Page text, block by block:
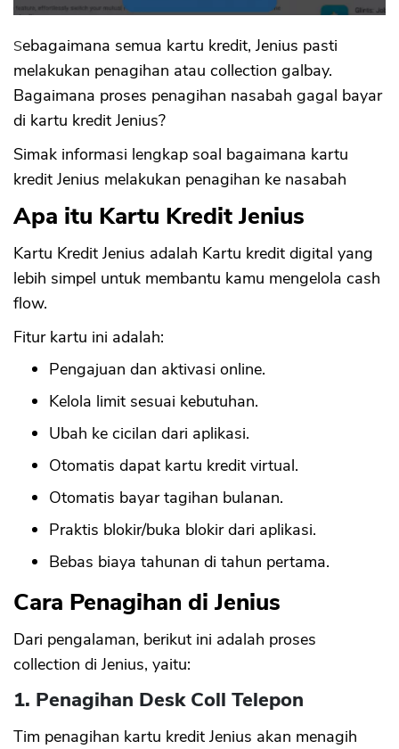
Sebagaimana semua kartu kredit, Jenius pasti
melakukan penagihan atau collection galbay.
Bagaimana proses penagihan nasabah gagal bayar
di kartu kredit Jenius?
Simak informasi lengkap soal bagaimana kartu
kredit Jenius melakukan penagihan ke nasabah
Apa itu Kartu Kredit Jenius
Kartu Kredit Jenius adalah Kartu kredit digital yang
lebih simpel untuk membantu kamu mengelola cash
flow.
Fitur kartu ini adalah:
Pengajuan dan aktivasi online.
Kelola limit sesuai kebutuhan.
Ubah ke cicilan dari aplikasi.
Otomatis dapat kartu kredit virtual.
Otomatis bayar tagihan bulanan.
Praktis blokir/buka blokir dari aplikasi.
Bebas biaya tahunan di tahun pertama.
Cara Penagihan di Jenius
Dari pengalaman, berikut ini adalah proses
collection di Jenius, yaitu:
1. Penagihan Desk Coll Telepon
Tim penagihan kartu kredit Jenius akan menagih